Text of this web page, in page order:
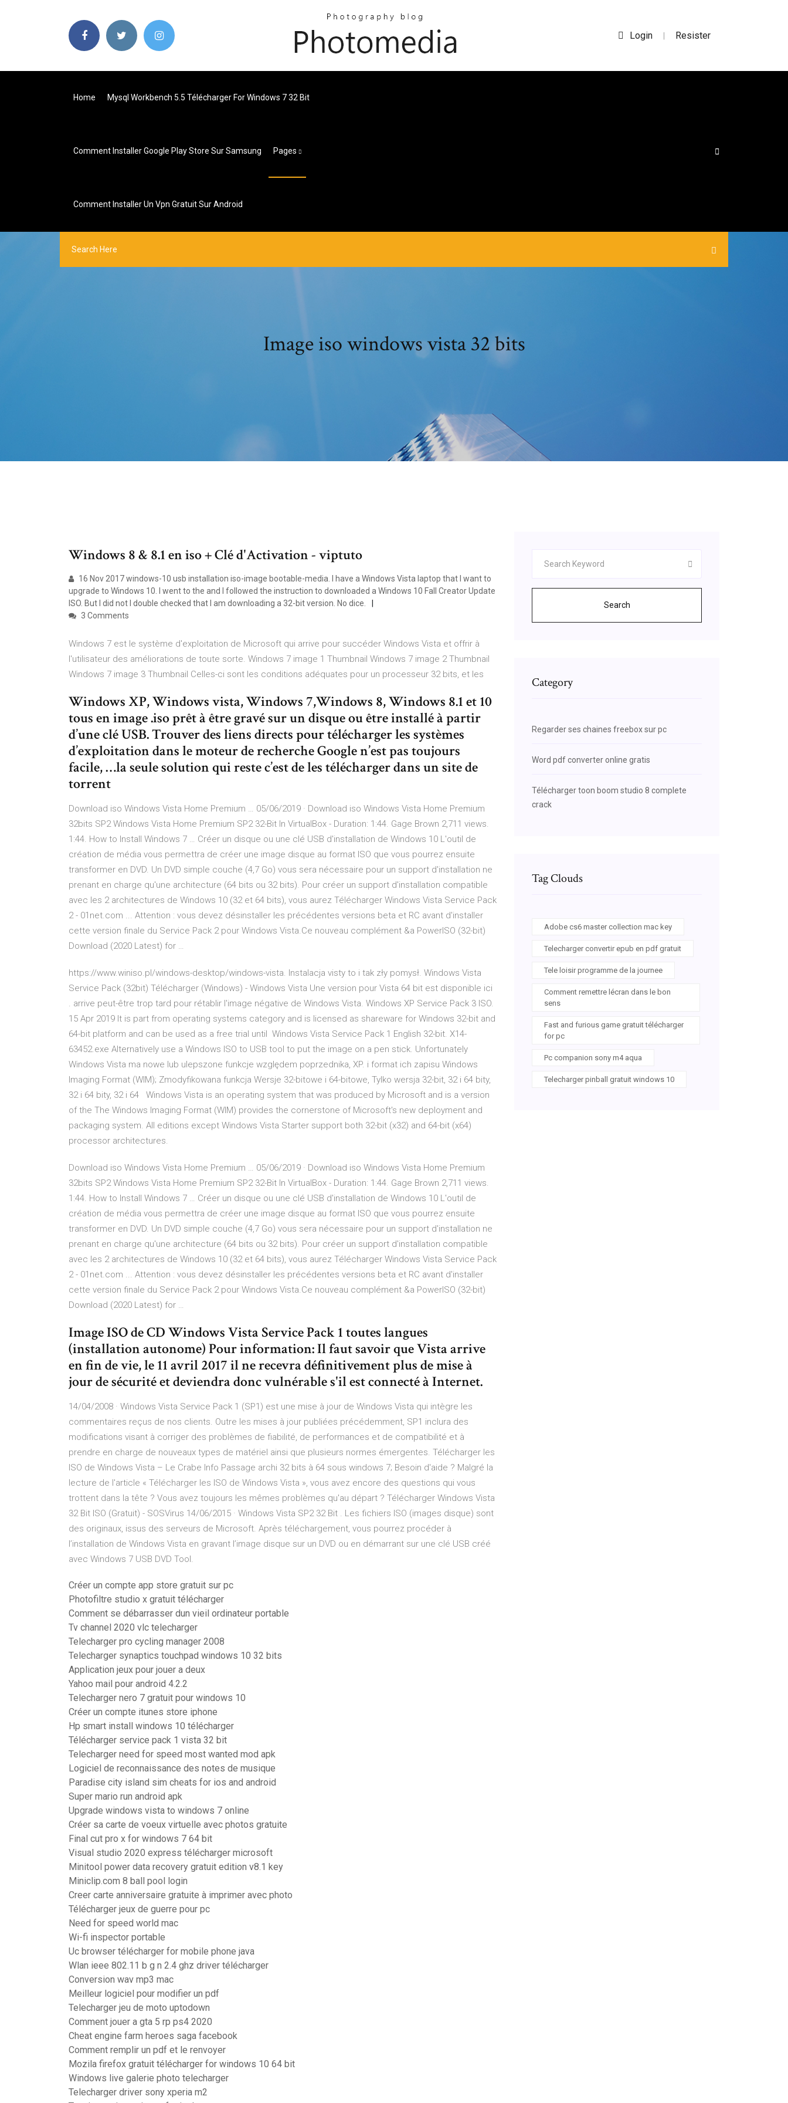
Login | Resister
Home Mysql Workbench 5.5 Télécharger For Windows 7 32 Bit
Comment Installer Google Play Store Sur Samsung Pages
Comment Installer Un Vpn Gratuit Sur Android
Image iso windows vista 32 bits
Windows 8 & 8.1 en iso + Clé d'Activation - viptuto
16 Nov 2017 windows-10 usb installation iso-image bootable-media. I have a Windows Vista laptop that I want to
upgrade to Windows 10. I went to the and I followed the instruction to downloaded a Windows 10 Fall Creator Update
ISO. But I did not I double checked that I am downloading a 32-bit version. No dice.
3 Comments
Windows 7 est le système d'exploitation de Microsoft qui arrive pour succéder Windows Vista et offrir à
l'utilisateur des améliorations de toute sorte. Windows 7 image 1 Thumbnail Windows 7 image 2 Thumbnail
Windows 7 image 3 Thumbnail Celles-ci sont les conditions adéquates pour un processeur 32 bits, et les
Windows XP, Windows vista, Windows 7,Windows 8, Windows 8.1 et 10
tous en image .iso prêt à être gravé sur un disque ou être installé à partir
d’une clé USB. Trouver des liens directs pour télécharger les systèmes
d’exploitation dans le moteur de recherche Google n’est pas toujours
facile, …la seule solution qui reste c’est de les télécharger dans un site de
torrent
Download iso Windows Vista Home Premium … 05/06/2019 · Download iso Windows Vista Home Premium
32bits SP2 Windows Vista Home Premium SP2 32-Bit In VirtualBox - Duration: 1:44. Gage Brown 2,711 views.
1:44. How to Install Windows 7 … Créer un disque ou une clé USB d'installation de Windows 10 L'outil de
création de média vous permettra de créer une image disque au format ISO que vous pourrez ensuite
transformer en DVD. Un DVD simple couche (4,7 Go) vous sera nécessaire pour un support d'installation ne
prenant en charge qu'une architecture (64 bits ou 32 bits). Pour créer un support d'installation compatible
avec les 2 architectures de Windows 10 (32 et 64 bits), vous aurez Télécharger Windows Vista Service Pack
2 - 01net.com ... Attention : vous devez désinstaller les précédentes versions beta et RC avant d'installer
cette version finale du Service Pack 2 pour Windows Vista.Ce nouveau complément &a PowerISO (32-bit)
Download (2020 Latest) for …
https://www.winiso.pl/windows-desktop/windows-vista. Instalacja visty to i tak zły pomysł. Windows Vista
Service Pack (32bit) Télécharger (Windows) - Windows Vista Une version pour Vista 64 bit est disponible ici
. arrive peut-être trop tard pour rétablir l'image négative de Windows Vista. Windows XP Service Pack 3 ISO.
15 Apr 2019 It is part from operating systems category and is licensed as shareware for Windows 32-bit and
64-bit platform and can be used as a free trial until Windows Vista Service Pack 1 English 32-bit. X14-
63452.exe Alternatively use a Windows ISO to USB tool to put the image on a pen stick. Unfortunately
Windows Vista ma nowe lub ulepszone funkcje względem poprzednika, XP. i format ich zapisu Windows
Imaging Format (WIM); Zmodyfikowana funkcja Wersje 32-bitowe i 64-bitowe, Tylko wersja 32-bit, 32 i 64 bity,
32 i 64 bity, 32 i 64 Windows Vista is an operating system that was produced by Microsoft and is a version
of the The Windows Imaging Format (WIM) provides the cornerstone of Microsoft's new deployment and
packaging system. All editions except Windows Vista Starter support both 32-bit (x32) and 64-bit (x64)
processor architectures.
Download iso Windows Vista Home Premium … 05/06/2019 · Download iso Windows Vista Home Premium
32bits SP2 Windows Vista Home Premium SP2 32-Bit In VirtualBox - Duration: 1:44. Gage Brown 2,711 views.
1:44. How to Install Windows 7 … Créer un disque ou une clé USB d'installation de Windows 10 L'outil de
création de média vous permettra de créer une image disque au format ISO que vous pourrez ensuite
transformer en DVD. Un DVD simple couche (4,7 Go) vous sera nécessaire pour un support d'installation ne
prenant en charge qu'une architecture (64 bits ou 32 bits). Pour créer un support d'installation compatible
avec les 2 architectures de Windows 10 (32 et 64 bits), vous aurez Télécharger Windows Vista Service Pack
2 - 01net.com ... Attention : vous devez désinstaller les précédentes versions beta et RC avant d'installer
cette version finale du Service Pack 2 pour Windows Vista.Ce nouveau complément &a PowerISO (32-bit)
Download (2020 Latest) for …
Image ISO de CD Windows Vista Service Pack 1 toutes langues
(installation autonome) Pour information: Il faut savoir que Vista arrive
en fin de vie, le 11 avril 2017 il ne recevra définitivement plus de mise à
jour de sécurité et deviendra donc vulnérable s'il est connecté à Internet.
14/04/2008 · Windows Vista Service Pack 1 (SP1) est une mise à jour de Windows Vista qui intègre les
commentaires reçus de nos clients. Outre les mises à jour publiées précédemment, SP1 inclura des
modifications visant à corriger des problèmes de fiabilité, de performances et de compatibilité et à
prendre en charge de nouveaux types de matériel ainsi que plusieurs normes émergentes. Télécharger les
ISO de Windows Vista – Le Crabe Info Passage archi 32 bits à 64 sous windows 7; Besoin d'aide ? Malgré la
lecture de l'article « Télécharger les ISO de Windows Vista », vous avez encore des questions qui vous
trottent dans la tête ? Vous avez toujours les mêmes problèmes qu'au départ ? Télécharger Windows Vista
32 Bit ISO (Gratuit) - SOSVirus 14/06/2015 · Windows Vista SP2 32 Bit . Les fichiers ISO (images disque) sont
des originaux, issus des serveurs de Microsoft. Après téléchargement, vous pourrez procéder à
l’installation de Windows Vista en gravant l’image disque sur un DVD ou en démarrant sur une clé USB créé
avec Windows 7 USB DVD Tool.
Créer un compte app store gratuit sur pc
Photofiltre studio x gratuit télécharger
Comment se débarrasser dun vieil ordinateur portable
Tv channel 2020 vlc telecharger
Telecharger pro cycling manager 2008
Telecharger synaptics touchpad windows 10 32 bits
Application jeux pour jouer a deux
Yahoo mail pour android 4.2.2
Telecharger nero 7 gratuit pour windows 10
Créer un compte itunes store iphone
Hp smart install windows 10 télécharger
Télécharger service pack 1 vista 32 bit
Telecharger need for speed most wanted mod apk
Logiciel de reconnaissance des notes de musique
Paradise city island sim cheats for ios and android
Super mario run android apk
Upgrade windows vista to windows 7 online
Créer sa carte de voeux virtuelle avec photos gratuite
Final cut pro x for windows 7 64 bit
Visual studio 2020 express télécharger microsoft
Minitool power data recovery gratuit edition v8.1 key
Miniclip.com 8 ball pool login
Creer carte anniversaire gratuite à imprimer avec photo
Télécharger jeux de guerre pour pc
Need for speed world mac
Wi-fi inspector portable
Uc browser télécharger for mobile phone java
Wlan ieee 802.11 b g n 2.4 ghz driver télécharger
Conversion wav mp3 mac
Meilleur logiciel pour modifier un pdf
Telecharger jeu de moto uptodown
Comment jouer a gta 5 rp ps4 2020
Cheat engine farm heroes saga facebook
Comment remplir un pdf et le renvoyer
Mozila firefox gratuit télécharger for windows 10 64 bit
Windows live galerie photo telecharger
Telecharger driver sony xperia m2
Search
Category
Regarder ses chaines freebox sur pc
Word pdf converter online gratis
Télécharger toon boom studio 8 complete
crack
Tag Clouds
Adobe cs6 master collection mac key
Telecharger convertir epub en pdf gratuit
Tele loisir programme de la journee
Comment remettre lécran dans le bon
sens
Fast and furious game gratuit télécharger
for pc
Pc companion sony m4 aqua
Telecharger pinball gratuit windows 10